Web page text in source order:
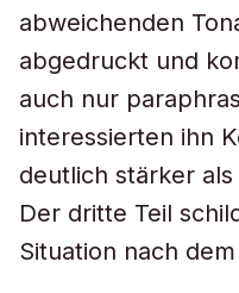
abweichenden
abgedruckt und
auch nur
interessierten ihn
deutlich stärker
Der dritte Teil
Situation nach